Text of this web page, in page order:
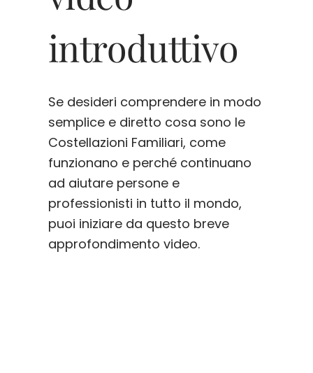
introduttivo
Se desideri comprendere in modo
semplice e diretto cosa sono le
Costellazioni Familiari, come
funzionano e perché continuano
ad aiutare persone e
professionisti in tutto il mondo,
puoi iniziare da questo breve
approfondimento video.